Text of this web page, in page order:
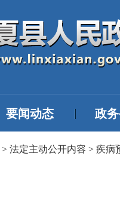
要闻动态 政
> 法定主动公开内容 > 疾病